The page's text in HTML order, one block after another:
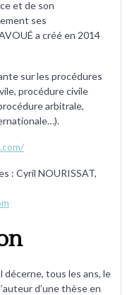
et de son
ses
a créé en 2014
sur les procédures
procédure civile
arbitrale,
: Cyril NOURISSAT,
décerne, tous les ans, le
d’une thèse en